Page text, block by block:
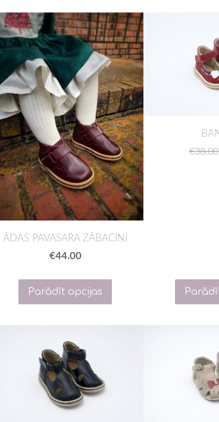
ĀDAS PAVASARA ZĀBACIŅI
€44.00
Parādīt opcijas
€38.00